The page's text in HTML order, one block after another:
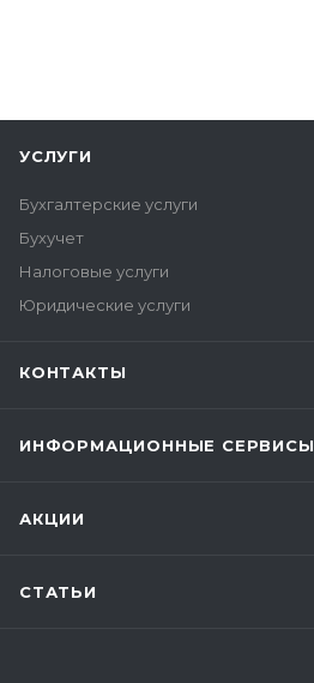
УСЛУГИ
Бухгалтерские услуги
Бухучет
Налоговые услуги
Юридические услуги
КОНТАКТЫ
ИНФОРМАЦИОННЫЕ СЕРВИСЫ
АКЦИИ
СТАТЬИ